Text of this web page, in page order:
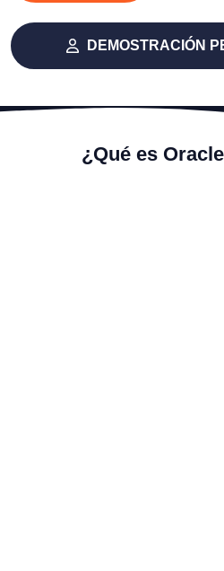
DEMOSTRACIÓN
¿Qué es